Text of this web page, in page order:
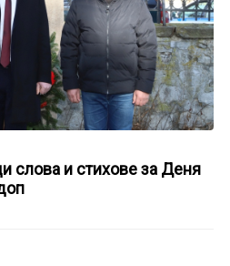
и стихове за Деня